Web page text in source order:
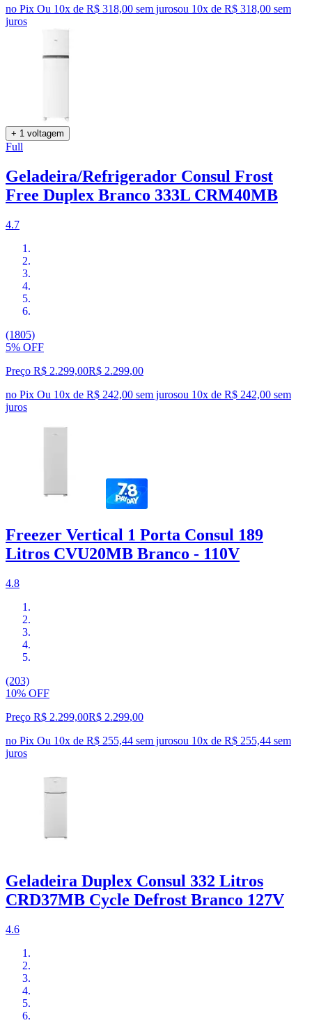
no Pix Ou 10x de R$ 318,00 sem jurosou 10x de R$ 318,00 sem
juros
+ 1 voltagem
Full
Geladeira/Refrigerador Consul Frost
Free Duplex Branco 333L CRM40MB
4.7
(1805)
5% OFF
Preço R$ 2.299,00R$ 2.299,00
no Pix Ou 10x de R$ 242,00 sem jurosou 10x de R$ 242,00 sem
juros
Freezer Vertical 1 Porta Consul 189
Litros CVU20MB Branco - 110V
4.8
(203)
10% OFF
Preço R$ 2.299,00R$ 2.299,00
no Pix Ou 10x de R$ 255,44 sem jurosou 10x de R$ 255,44 sem
juros
Geladeira Duplex Consul 332 Litros
CRD37MB Cycle Defrost Branco 127V
4.6